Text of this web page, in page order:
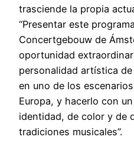
trasciende la propia
“Presentar este
Concertgebouw de
oportunidad
personalidad artística
en uno de los
Europa, y hacerlo con
identidad, de color y de
tradiciones musicales”.